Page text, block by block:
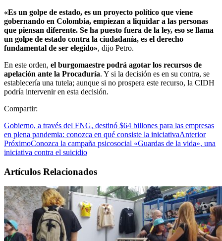
«Es un golpe de estado, es un proyecto político que viene
gobernando en Colombia, empiezan a liquidar a las personas
que piensan diferente. Se ha puesto fuera de la ley, eso se llama
un golpe de estado contra la ciudadanía, es el derecho
fundamental de ser elegido», dijo Petro.
En este orden, el burgomaestre podrá agotar los recursos de
apelación ante la Procaduría. Y si la decisión es en su contra, se
establecería una tutela; aunque si no prospera este recurso, la CIDH
podría intervenir en esta decisión.
Compartir:
Gobierno, a través del FNG, destinó $64 billones para las empresas
en plena pandemia: conozca en qué consiste la iniciativaAnterior
PróximoConozca la campaña psicosocial «Guardas de la vida», una
iniciativa contra el suicidio
Artículos Relacionados